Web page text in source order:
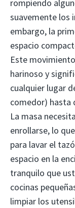
rompiendo
suavemente los
embargo, la
espacio
Este
harinoso y
cualquier lugar
comedor) hasta
La masa
enrollarse, lo
para lavar el
espacio en la
tranquilo que
cocinas
limpiar los